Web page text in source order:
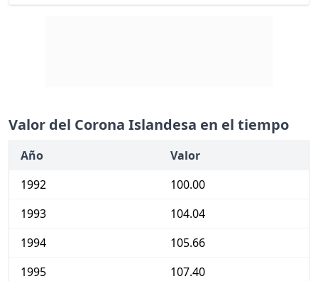
Valor del Corona Islandesa en el tiempo
Año
Valor
1992
100.00
1993
104.04
1994
105.66
1995
107.40